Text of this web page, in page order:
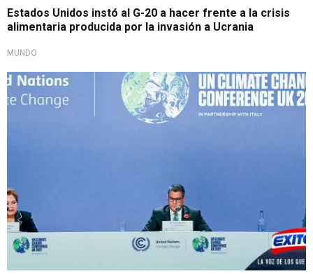
Estados Unidos instó al G-20 a hacer frente a la crisis
alimentaria producida por la invasión a Ucrania
MUNDO